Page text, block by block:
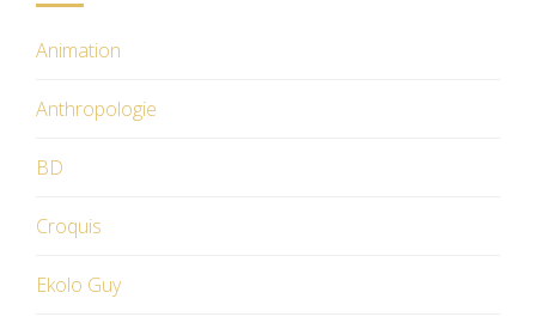
Animation
Anthropologie
BD
Croquis
Ekolo Guy